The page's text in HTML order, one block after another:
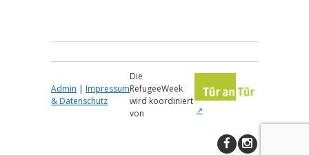
Admin | Impressum
& Datenschutz
Die
RefugeeWeek
wird koordiniert
von